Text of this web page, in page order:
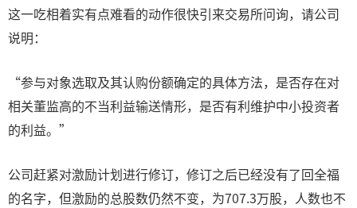
这一吃相着实有点难看的动作很快引来交易所问询，请公司
说明：
“参与对象选取及其认购份额确定的具体方法，是否存在对
相关董监高的不当利益输送情形，是否有利维护中小投资者
的利益。”
公司赶紧对激励计划进行修订，修订之后已经没有了回全福
的名字，但激励的总股数仍然不变，为707.3万股，人数也不